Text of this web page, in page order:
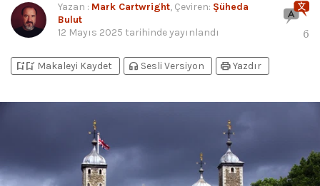
Yazan : Mark Cartwright, Çeviren: Şüheda
Bulut
12 Mayıs 2025 tarihinde yayınlandı 6
bookmark_addbookmark_added Makaleyi Kaydet headphones Sesli Versiyon printYazdır